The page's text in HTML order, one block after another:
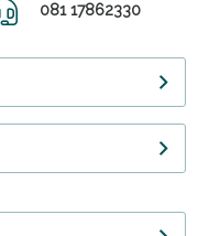
081 17862330